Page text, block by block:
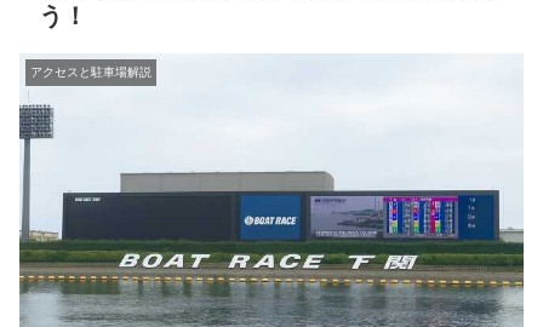
う！
アクセスと駐車場解説